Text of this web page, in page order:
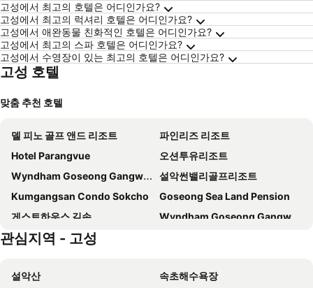
고성에서 최고의 호텔은 어디인가요?
고성에서 최고의 럭셔리 호텔은 어디인가요?
고성에서 애완동물 친화적인 호텔은 어디인가요?
고성에서 최고의 스파 호텔은 어디인가요?
고성에서 수영장이 있는 최고의 호텔은 어디인가요?
고성 호텔
맞춤 추천 호텔
델 피노 골프 앤드 리조트
파인리즈 리조트
Hotel Parangvue
오션투유리조트
Wyndham Goseong Gangwon
설악썬밸리골프리조트
Kumgangsan Condo Sokcho
Goseong Sea Land Pension
게스트하우스 길손
Wyndham Goseong Gangwon Hotel
Ciel178
Mangrove Goseong
Renebleu By Sol Beach
관심지역 - 고성
설악산
속초해수욕장